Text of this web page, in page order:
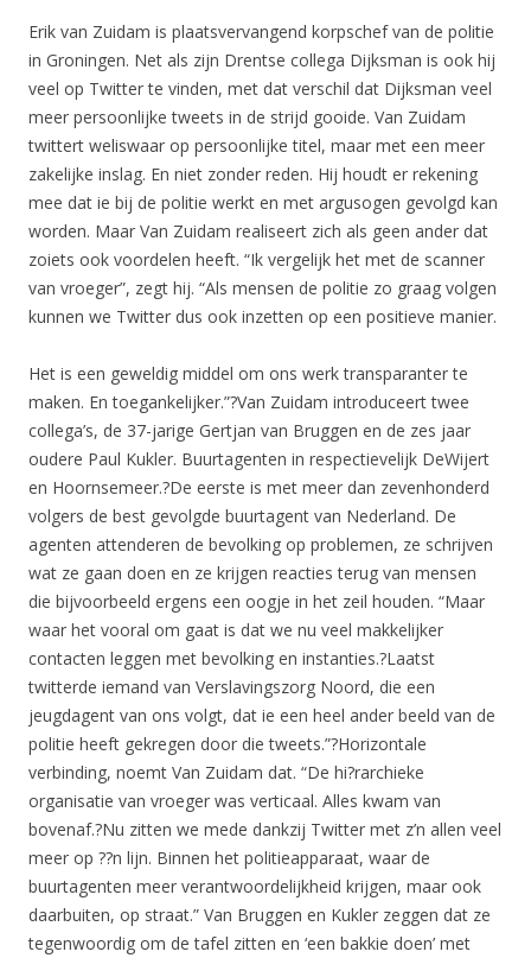
Erik van Zuidam is plaatsvervangend korpschef van de politie
in Groningen. Net als zijn Drentse collega Dijksman is ook hij
veel op Twitter te vinden, met dat verschil dat Dijksman veel
meer persoonlijke tweets in de strijd gooide. Van Zuidam
twittert weliswaar op persoonlijke titel, maar met een meer
zakelijke inslag. En niet zonder reden. Hij houdt er rekening
mee dat ie bij de politie werkt en met argusogen gevolgd kan
worden. Maar Van Zuidam realiseert zich als geen ander dat
zoiets ook voordelen heeft. “Ik vergelijk het met de scanner
van vroeger”, zegt hij. “Als mensen de politie zo graag volgen
kunnen we Twitter dus ook inzetten op een positieve manier.
Het is een geweldig middel om ons werk transparanter te
maken. En toegankelijker.”?Van Zuidam introduceert twee
collega’s, de 37-jarige Gertjan van Bruggen en de zes jaar
oudere Paul Kukler. Buurtagenten in respectievelijk DeWijert
en Hoornsemeer.?De eerste is met meer dan zevenhonderd
volgers de best gevolgde buurtagent van Nederland. De
agenten attenderen de bevolking op problemen, ze schrijven
wat ze gaan doen en ze krijgen reacties terug van mensen
die bijvoorbeeld ergens een oogje in het zeil houden. “Maar
waar het vooral om gaat is dat we nu veel makkelijker
contacten leggen met bevolking en instanties.?Laatst
twitterde iemand van Verslavingszorg Noord, die een
jeugdagent van ons volgt, dat ie een heel ander beeld van de
politie heeft gekregen door die tweets.”?Horizontale
verbinding, noemt Van Zuidam dat. “De hi?rarchieke
organisatie van vroeger was verticaal. Alles kwam van
bovenaf.?Nu zitten we mede dankzij Twitter met z’n allen veel
meer op ??n lijn. Binnen het politieapparaat, waar de
buurtagenten meer verantwoordelijkheid krijgen, maar ook
daarbuiten, op straat.” Van Bruggen en Kukler zeggen dat ze
tegenwoordig om de tafel zitten en ‘een bakkie doen’ met